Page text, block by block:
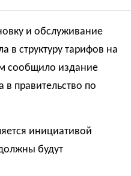
и обслуживание
в структуру тарифов на
сообщило издание
в правительство по
инициативой
будут